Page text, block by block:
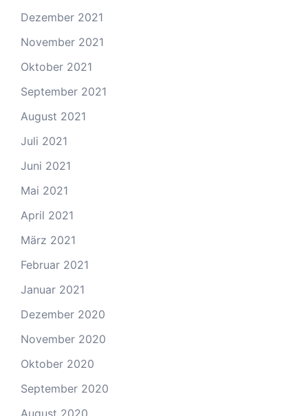
Dezember 2021
November 2021
Oktober 2021
September 2021
August 2021
Juli 2021
Juni 2021
Mai 2021
April 2021
März 2021
Februar 2021
Januar 2021
Dezember 2020
November 2020
Oktober 2020
September 2020
August 2020